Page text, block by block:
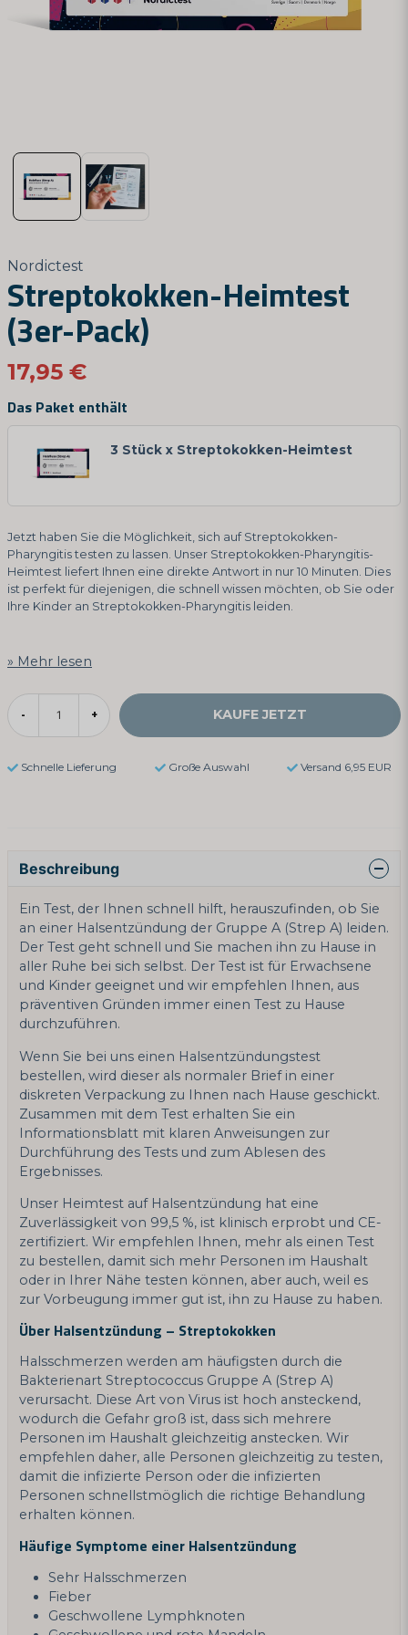
Nordictest
Streptokokken-Heimtest
(3er-Pack)
17,95 €
Das Paket enthält
3 Stück x Streptokokken-Heimtest
Jetzt haben Sie die Möglichkeit, sich auf Streptokokken-
Pharyngitis testen zu lassen. Unser Streptokokken-Pharyngitis-
Heimtest liefert Ihnen eine direkte Antwort in nur 10 Minuten. Dies
ist perfekt für diejenigen, die schnell wissen möchten, ob Sie oder
Ihre Kinder an Streptokokken-Pharyngitis leiden.
Mehr lesen
- + KAUFE JETZT
Schnelle Lieferung Große Auswahl Versand 6,95 EUR
Beschreibung
Ein Test, der Ihnen schnell hilft, herauszufinden, ob Sie
an einer Halsentzündung der Gruppe A (Strep A) leiden.
Der Test geht schnell und Sie machen ihn zu Hause in
aller Ruhe bei sich selbst. Der Test ist für Erwachsene
und Kinder geeignet und wir empfehlen Ihnen, aus
präventiven Gründen immer einen Test zu Hause
durchzuführen.
Wenn Sie bei uns einen Halsentzündungstest
bestellen, wird dieser als normaler Brief in einer
diskreten Verpackung zu Ihnen nach Hause geschickt.
Zusammen mit dem Test erhalten Sie ein
Informationsblatt mit klaren Anweisungen zur
Durchführung des Tests und zum Ablesen des
Ergebnisses.
Unser Heimtest auf Halsentzündung hat eine
Zuverlässigkeit von 99,5 %, ist klinisch erprobt und CE-
zertifiziert. Wir empfehlen Ihnen, mehr als einen Test
zu bestellen, damit sich mehr Personen im Haushalt
oder in Ihrer Nähe testen können, aber auch, weil es
zur Vorbeugung immer gut ist, ihn zu Hause zu haben.
Über Halsentzündung – Streptokokken
Halsschmerzen werden am häufigsten durch die
Bakterienart Streptococcus Gruppe A (Strep A)
verursacht. Diese Art von Virus ist hoch ansteckend,
wodurch die Gefahr groß ist, dass sich mehrere
Personen im Haushalt gleichzeitig anstecken. Wir
empfehlen daher, alle Personen gleichzeitig zu testen,
damit die infizierte Person oder die infizierten
Personen schnellstmöglich die richtige Behandlung
erhalten können.
Häufige Symptome einer Halsentzündung
Sehr Halsschmerzen
Fieber
Geschwollene Lymphknoten